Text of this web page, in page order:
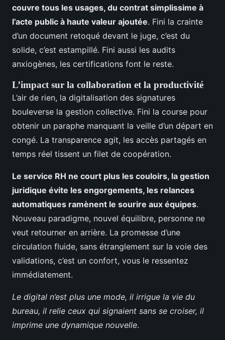
couvre tous les usages, du contrat simplissime à
l’acte public à haute valeur ajoutée. Fini la crainte
d’un document retoqué devant le juge, c’est du
solide, c’est estampillé. Fini aussi les audits
anxiogènes, les certifications font le reste.
L’impact sur la collaboration et la productivité
L’air de rien, la digitalisation des signatures
bouleverse la gestion collective. Fini la course pour
obtenir un paraphe manquant la veille d’un départ en
congé. La transparence agit, les accès partagés en
temps réel tissent un filet de coopération.
Le service RH ne court plus les couloirs, la gestion
juridique évite les engorgements, les relances
automatiques ramènent le sourire aux équipes.
Nouveau paradigme, nouvel équilibre, personne ne
veut retourner en arrière. La promesse d’une
circulation fluide, sans étranglement sur la voie des
validations, c’est un confort, vous le ressentez
immédiatement.
Le digital n’est plus une mode, il irrigue la vie du
bureau, il relie ceux qui signaient sans se croiser, il
imprime une dynamique nouvelle.